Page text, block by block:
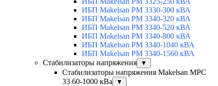
ИБП Makelsan PM 3330-300 кВА
ИБП Makelsan PM 3340-320 кВА
ИБП Makelsan PM 3340-520 кВА
ИБП Makelsan PM 3340-800 кВА
ИБП Makelsan PM 3340-1040 кВА
ИБП Makelsan PM 3340-1560 кВА
Стабилизаторы напряжения
▼
Стабилизаторы напряжения Makelsan MPC
33 60-1000 кВа
▼